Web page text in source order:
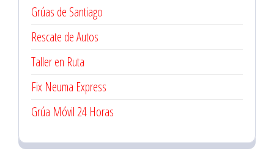
Grúas de Santiago
Rescate de Autos
Taller en Ruta
Fix Neuma Express
Grúa Móvil 24 Horas